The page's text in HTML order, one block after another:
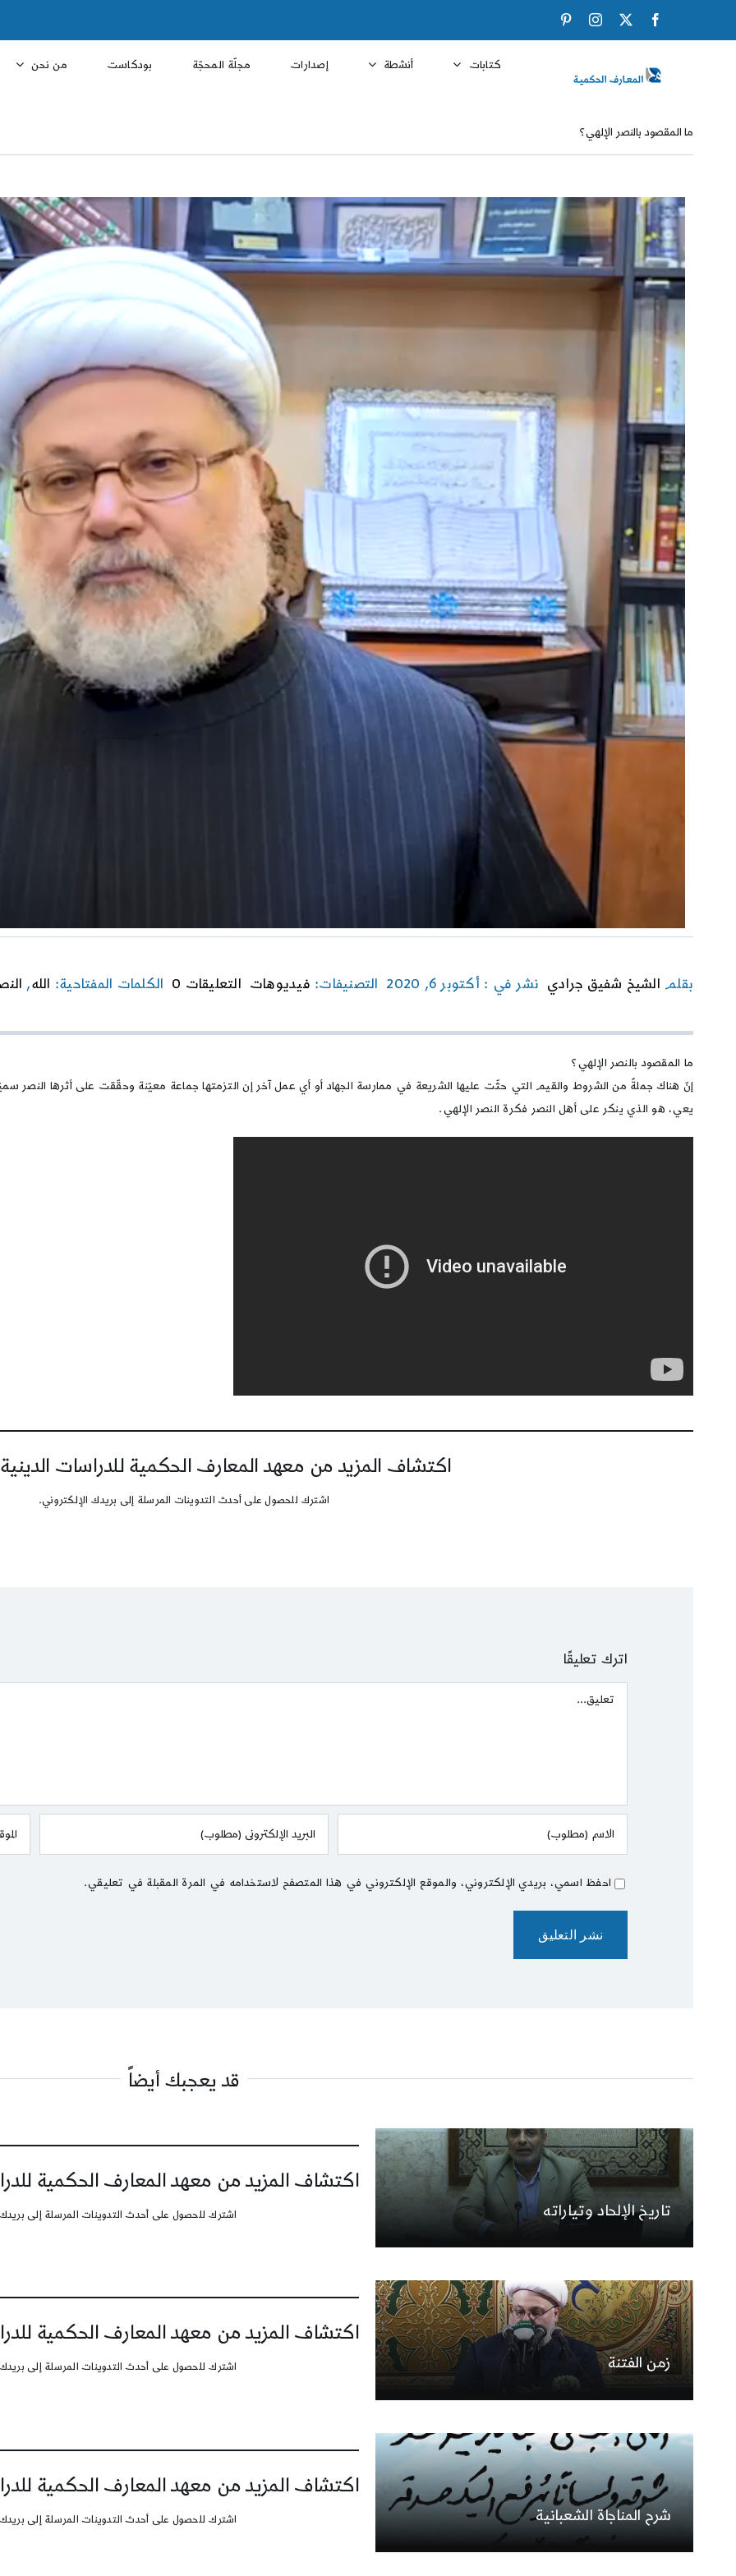
Facebook
X
Instagram
كتابات أنشطة إصدارات مجلّة المحجّة بودكاست من نحن
ما المقصود بالنصر الإلهي؟
بقلم الشيخ شفيق جرادي نشر في : أكتوبر 6, 2020 التصنيفات: فيديوهات التعليقات 0
on
بالنصر
الكلمات المفتاحية: الله,
ما المقصود بالنصر الإلهي؟
إنّ هناك جملةً من الشروط والقيم التي حثّت عليها الشريعة في ممارسة الجهاد أو أي عمل آخر إن التزمتها جماعة معيّنة وحقّقت على أثرها النصر
يعي، هو الذي ينكر على أهل النصر فكرة النصر الإلهي.
اكتشاف المزيد من معهد المعارف الحكمية للدراسات
اشترك للحصول على أحدث التدوينات المرسلة إلى بريدك الإلكتروني.
اترك تعليقًا
Comment
احفظ اسمي، بريدي الإلكتروني، والموقع الإلكتروني في هذا المتصفح لاستخدامه في المرة المقبلة في تعليقي.
قد يعجبك أيضاً
تاريخ الإلحاد وتياراته
اكتشاف المزيد من معهد المعارف الحكمية
اشترك للحصول على أحدث التدوينات المرسلة إلى
زمن الفتنة
اكتشاف المزيد من معهد المعارف الحكمية
اشترك للحصول على أحدث التدوينات المرسلة إلى
شرح المناجاة الشعبانية
اكتشاف المزيد من معهد المعارف الحكمية
اشترك للحصول على أحدث التدوينات المرسلة إلى